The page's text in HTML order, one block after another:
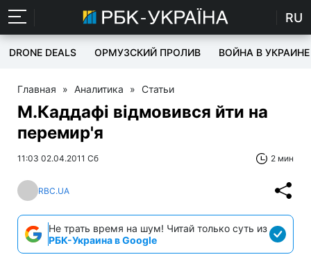
RU
DRONE DEALS ОРМУЗСКИЙ ПРОЛИВ ВОЙНА В УКРАИНЕ
Главная » Аналитика » Статьи
М.Каддафі відмовився йти на
перемир'я
11:03 02.04.2011 Сб 2 мин
RBC.UA
Не трать время на шум! Читай только суть из
РБК-Украина в Google